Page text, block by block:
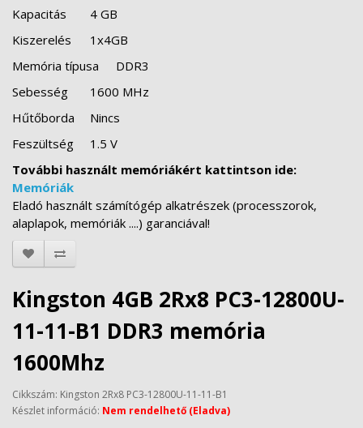
Kapacitás
4 GB
Kiszerelés
1x4GB
Memória típusa
DDR3
Sebesség
1600 MHz
Hűtőborda
Nincs
Feszültség
1.5 V
További használt memóriákért kattintson ide:
Memóriák
Eladó használt számítógép alkatrészek (processzorok,
alaplapok, memóriák ....) garanciával!
Kingston 4GB 2Rx8 PC3-12800U-
11-11-B1 DDR3 memória
1600Mhz
Cikkszám: Kingston 2Rx8 PC3-12800U-11-11-B1
Készlet információ: Nem rendelhető (Eladva)